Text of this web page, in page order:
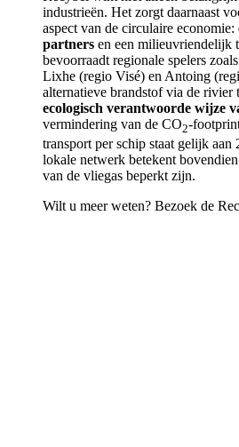
industrieën. Het zorgt daarnaast
aspect van de circulaire economie:
partners en een milieuvriendelijk
bevoorraadt regionale spelers
Lixhe (regio Visé) en Antoing
alternatieve brandstof via de rivier
ecologisch verantwoorde wijze
vermindering van de CO2-
transport per schip staat gelijk aan
lokale netwerk betekent
van de vliegas beperkt zijn.
Wilt u meer weten? Bezoek de